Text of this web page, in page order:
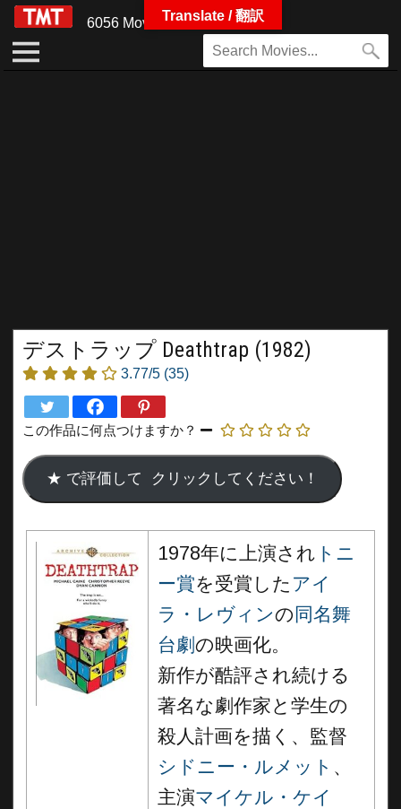
6056 Movies
デストラップ Deathtrap (1982)
3.77/5 (35)
この作品に何点つけますか？
1978年に上演され トニ
ー賞を受賞した アイ
ラ・レヴィンの 同名舞
台劇の映画化。
新作が酷評され続ける
著名な劇作家と学生の
殺人計画を描く、監督
シドニー・ルメット 、
主演マイケル・ケイ
Translate / 翻訳